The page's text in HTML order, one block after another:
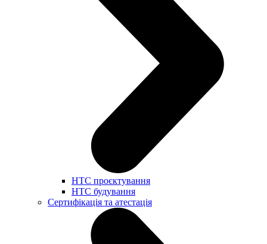
НТС проєктування
НТС будування
Сертифікація та атестація